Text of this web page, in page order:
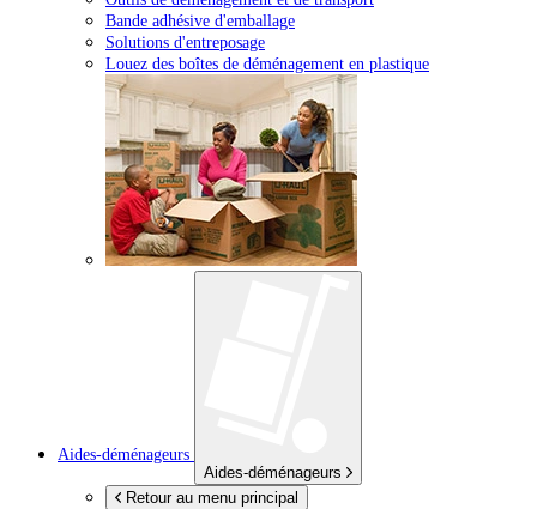
Bande adhésive d'emballage
Solutions d'entreposage
Louez des boîtes de déménagement en plastique
Aides-déménageurs
Aides-déménageurs
Retour au menu principal